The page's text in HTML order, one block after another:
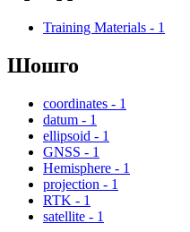
Training Materials - 1
Шошго
coordinates - 1
datum - 1
ellipsoid - 1
GNSS - 1
Hemisphere - 1
projection - 1
RTK - 1
satellite - 1